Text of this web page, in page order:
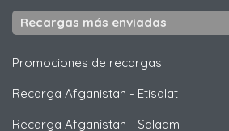
Recargas más enviadas
Promociones de recargas
Recarga Afganistan - Etisalat
Recarga Afganistan - Salaam